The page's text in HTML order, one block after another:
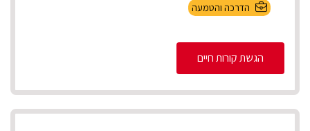
הדרכה והטמעה
הגשת קורות חיים